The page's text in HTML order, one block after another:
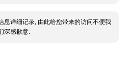
息详细记录, 由此给您带来的访问不便我
深感歉意.